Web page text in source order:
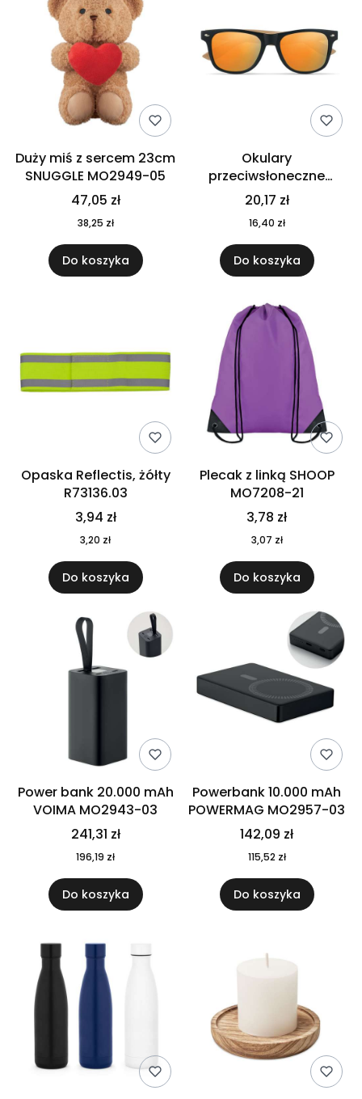
Duży miś z sercem 23cm
SNUGGLE MO2949-05
47,05 zł
38,25 zł
Do koszyka
Okulary
przeciwsłoneczne
CALIFORNIA TOUCH
MO9617-10
20,17 zł
16,40 zł
Do koszyka
Opaska Reflectis, żółty
R73136.03
3,94 zł
3,20 zł
Do koszyka
Plecak z linką SHOOP
MO7208-21
3,78 zł
3,07 zł
Do koszyka
Power bank 20.000 mAh
VOIMA MO2943-03
241,31 zł
196,19 zł
Do koszyka
Powerbank 10.000 mAh
POWERMAG MO2957-03
142,09 zł
115,52 zł
Do koszyka